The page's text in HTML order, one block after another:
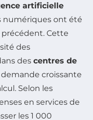
artificielle
numériques ont été
précédent. Cette
des
des centres de
croissante
Selon les
en services de
les 1 000